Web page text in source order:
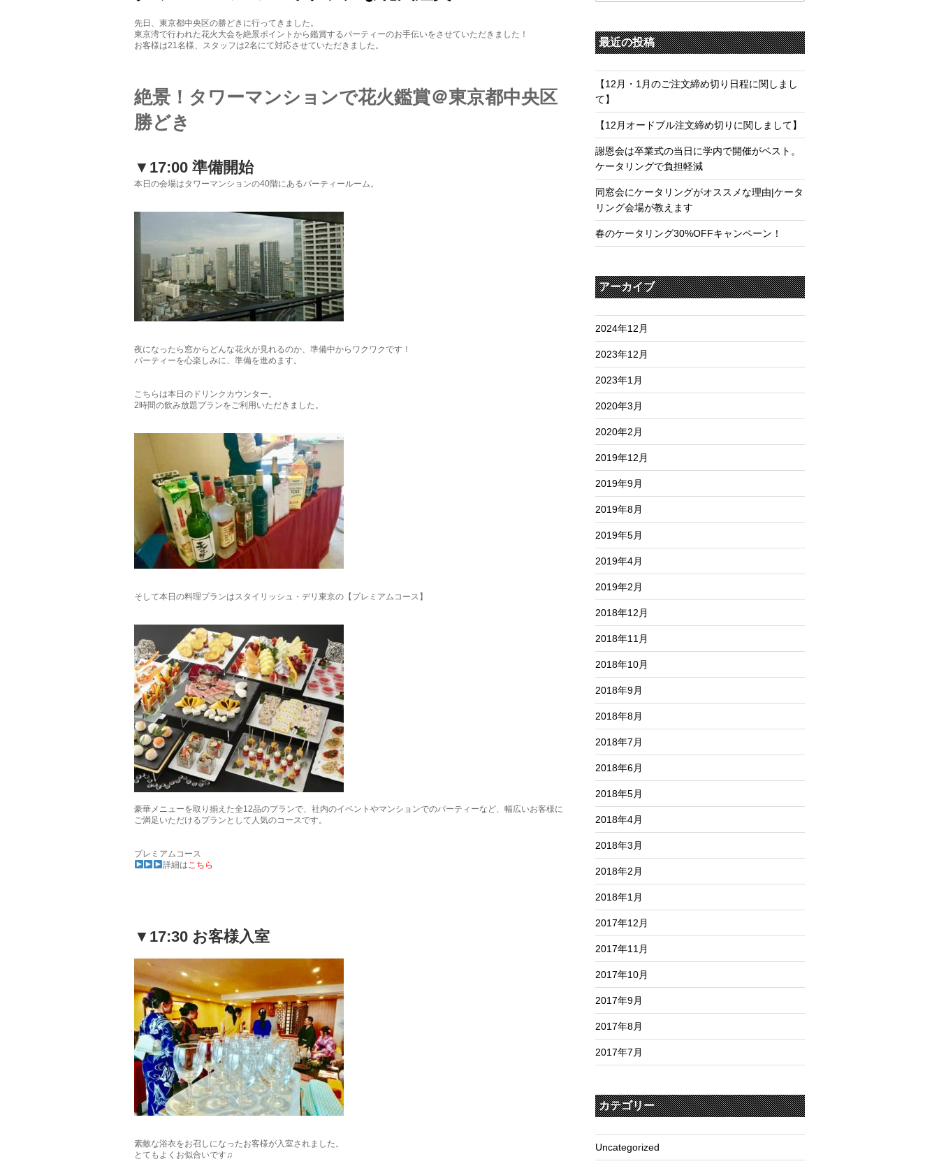
先日、東京都中央区の勝どきに行ってきました。
東京湾で行われた花火大会を絶景ポイントから鑑賞するパーティーのお手伝いをさせていただきました！
お客様は21名様、スタッフは2名にて対応させていただきました。
絶景！タワーマンションで花火鑑賞＠東京都中央区
勝どき
▼17:00 準備開始
本日の会場はタワーマンションの40階にあるパーティールーム。
夜になったら窓からどんな花火が見れるのか、準備中からワクワクです！
パーティーを心楽しみに、準備を進めます。
こちらは本日のドリンクカウンター。
2時間の飲み放題プランをご利用いただきました。
そして本日の料理プランはスタイリッシュ・デリ東京の【プレミアムコース】
豪華メニューを取り揃えた全12品のプランで、社内のイベントやマンションでのパーティーなど、幅広いお客様に
ご満足いただけるプランとして人気のコースです。
プレミアムコース
詳細はこちら
▼17:30 お客様入室
素敵な浴衣をお召しになったお客様が入室されました。
とてもよくお似合いです♫
索
最近の投稿
【12月・1月のご注文締め切り日程に関しまし
て】
【12月オードブル注文締め切りに関しまして】
謝恩会は卒業式の当日に学内で開催がベスト。
ケータリングで負担軽減
同窓会にケータリングがオススメな理由|ケータ
リング会場が教えます
春のケータリング30%OFFキャンペーン！
アーカイブ
2024年12月
2023年12月
2023年1月
2020年3月
2020年2月
2019年12月
2019年9月
2019年8月
2019年5月
2019年4月
2019年2月
2018年12月
2018年11月
2018年10月
2018年9月
2018年8月
2018年7月
2018年6月
2018年5月
2018年4月
2018年3月
2018年2月
2018年1月
2017年12月
2017年11月
2017年10月
2017年9月
2017年8月
2017年7月
カテゴリー
Uncategorized